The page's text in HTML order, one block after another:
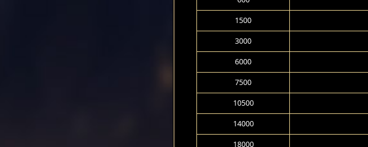
1500
3000
6000
7500
10500
14000
18000